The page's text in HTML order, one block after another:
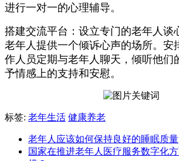
进行一对一的心理辅导。
搭建交流平台：设立专门的老年人谈
老年人提供一个倾诉心声的场所。安
作人员定期与老年人聊天，倾听他们
予情感上的支持和安慰。
标签: 老年生活 健康养老
老年人应该如何保持良好的睡眠质量
国家在推进老年人医疗服务数字化